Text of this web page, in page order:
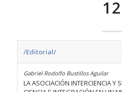
12
/Editorial/
Gabriel Rodolfo Bustillos Aguilar
LA ASOCIACIÓN INTERCIENCIA Y